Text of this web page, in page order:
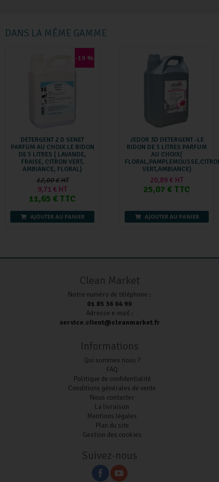
DANS LA MÊME GAMME
-19 %
DETERGENT 2 D SENET
PARFUM AU CHOIX LE BIDON
DE 5 LITRES ( LAVANDE,
FRAISE, CITRON VERT,
AMBIANCE, FLORAL)
12,00 € HT
9,71 € HT
11,65 € TTC
AJOUTER AU PANIER
JEDOR 3D DETERGENT -LE
BIDON DE 5 LITRES PARFUM
AU CHOIX(
VERT,AMBIANCE)
20,89 € HT
25,07 € TTC
AJOUTER AU PANIER
Clean Market
Notre numéro de téléphone :
01 85 36 04 90
Adresse e-mail :
service.client@cleanmarket.fr
Informations
Qui sommes nous ?
FAQ
Politique de confidentialité
Conditions générales de vente
Nous contacter
La livraison
Mentions légales
Plan du site
Gestion des cookies
Suivez-nous